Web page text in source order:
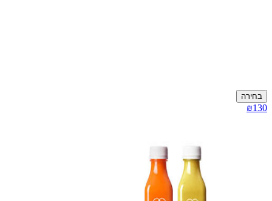
בחירה
₪130